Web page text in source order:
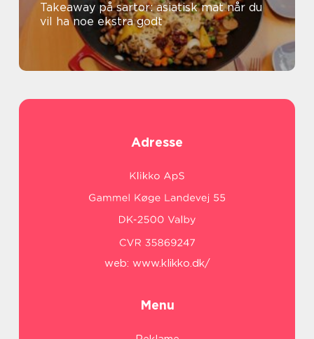
Takeaway på sartor: asiatisk mat når du
vil ha noe ekstra godt
Adresse
web: www.klikko.dk/
Menu